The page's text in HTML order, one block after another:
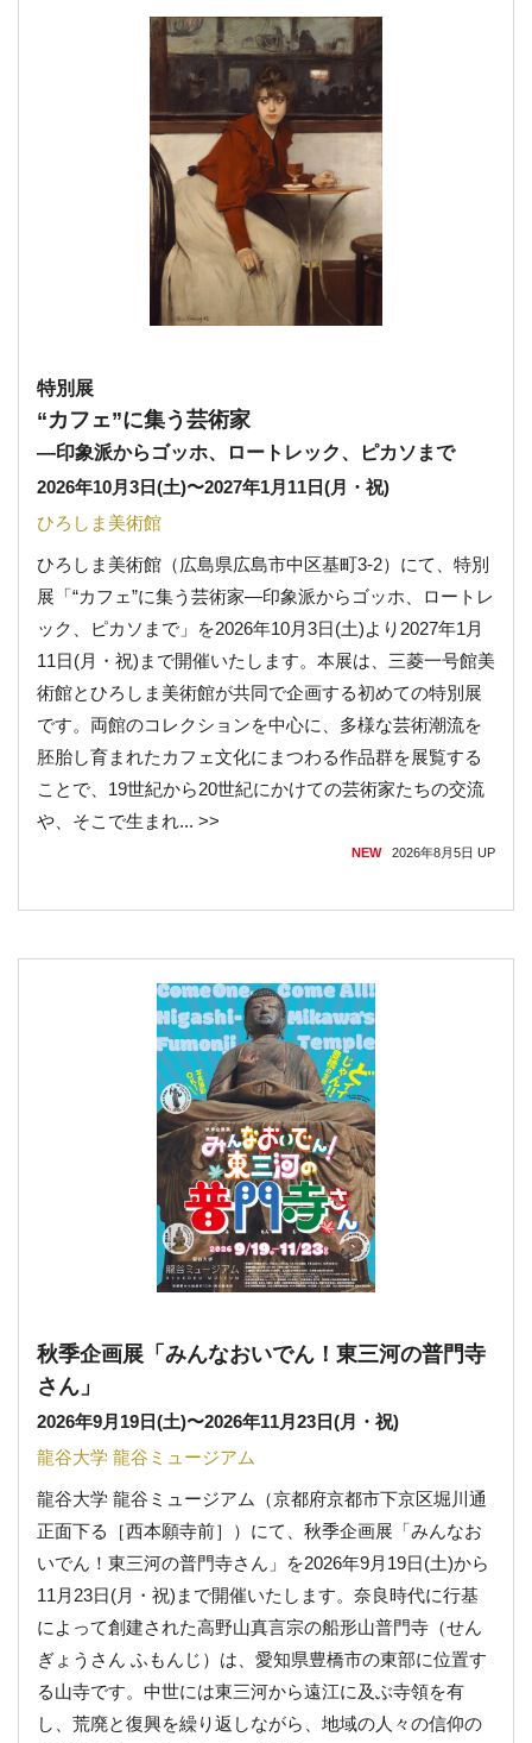
特別展
“カフェ”に集う芸術家
—印象派からゴッホ、ロートレック、ピカソまで
2026年10月3日(土)〜2027年1月11日(月・祝)
ひろしま美術館
ひろしま美術館（広島県広島市中区基町3-2）にて、特別
展「“カフェ”に集う芸術家—印象派からゴッホ、ロートレ
ック、ピカソまで」を2026年10月3日(土)より2027年1月
11日(月・祝)まで開催いたします。本展は、三菱一号館美
術館とひろしま美術館が共同で企画する初めての特別展
です。両館のコレクションを中心に、多様な芸術潮流を
胚胎し育まれたカフェ文化にまつわる作品群を展覧する
ことで、19世紀から20世紀にかけての芸術家たちの交流
や、そこで生まれ... >>
NEW 2026年8月5日 UP
秋季企画展「みんなおいでん！東三河の普門寺
さん」
2026年9月19日(土)〜2026年11月23日(月・祝)
龍谷大学 龍谷ミュージアム
龍谷大学 龍谷ミュージアム（京都府京都市下京区堀川通
正面下る［西本願寺前］）にて、秋季企画展「みんなお
いでん！東三河の普門寺さん」を2026年9月19日(土)から
11月23日(月・祝)まで開催いたします。奈良時代に行基
によって創建された高野山真言宗の船形山普門寺（せん
ぎょうさん ふもんじ）は、愛知県豊橋市の東部に位置す
る山寺です。中世には東三河から遠江に及ぶ寺領を有
し、荒廃と復興を繰り返しながら、地域の人々の信仰の